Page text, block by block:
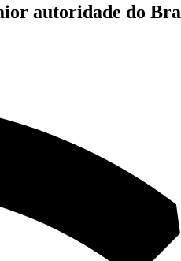
autoridade do